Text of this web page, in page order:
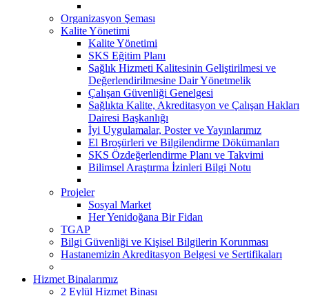
Organizasyon Şeması
Kalite Yönetimi
Kalite Yönetimi
SKS Eğitim Planı
Sağlık Hizmeti Kalitesinin Geliştirilmesi ve
Değerlendirilmesine Dair Yönetmelik
Çalışan Güvenliği Genelgesi
Sağlıkta Kalite, Akreditasyon ve Çalışan Hakları
Dairesi Başkanlığı
İyi Uygulamalar, Poster ve Yayınlarımız
El Broşürleri ve Bilgilendirme Dökümanları
SKS Özdeğerlendirme Planı ve Takvimi
Bilimsel Araştırma İzinleri Bilgi Notu
Projeler
Sosyal Market
Her Yenidoğana Bir Fidan
TGAP
Bilgi Güvenliği ve Kişisel Bilgilerin Korunması
Hastanemizin Akreditasyon Belgesi ve Sertifikaları
Hizmet Binalarımız
2 Eylül Hizmet Binası